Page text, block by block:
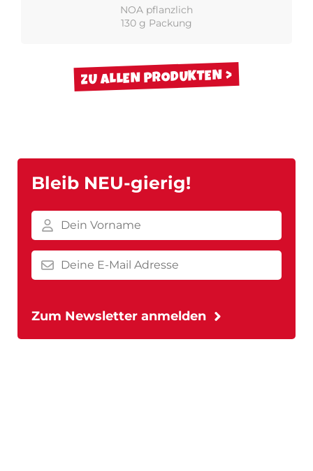
NOA pflanzlich
130 g Packung
ZU ALLEN PRODUKTEN
Bleib NEU-gierig!